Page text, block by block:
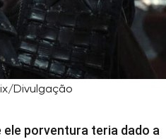
Divulgação
porventura teria dado a